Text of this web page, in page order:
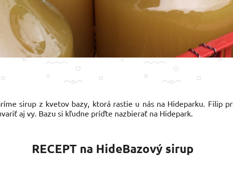
sirup z kvetov bazy, ktorá rastie u nás na Hideparku. Filip
aj vy. Bazu si kľudne príďte nazbierať na Hidepark.
RECEPT na HideBazový sirup